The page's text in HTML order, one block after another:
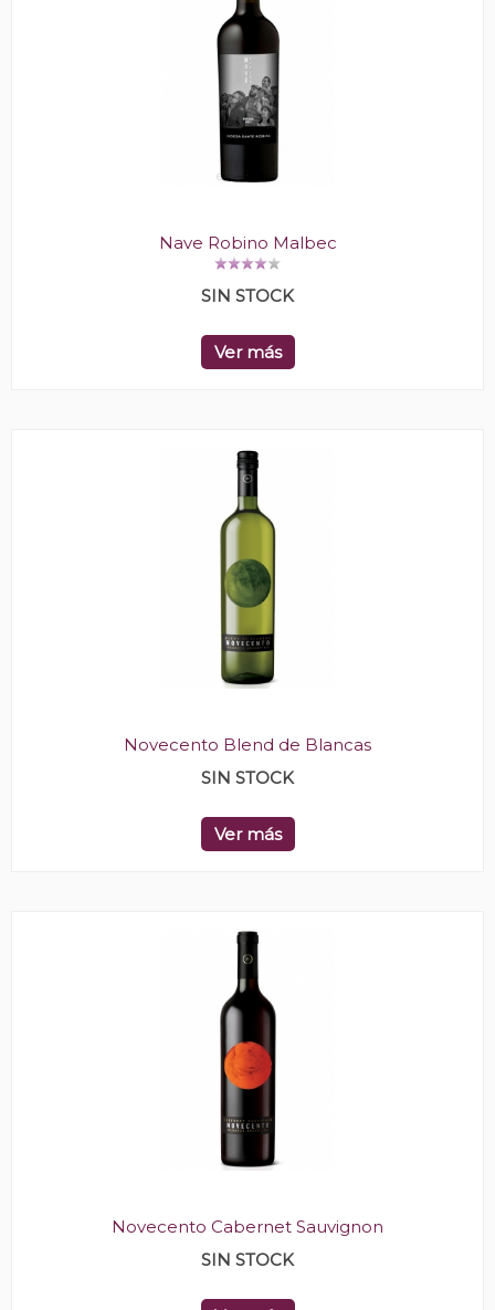
Nave Robino Malbec
SIN STOCK
Ver más
Novecento Blend de Blancas
SIN STOCK
Ver más
Novecento Cabernet Sauvignon
SIN STOCK